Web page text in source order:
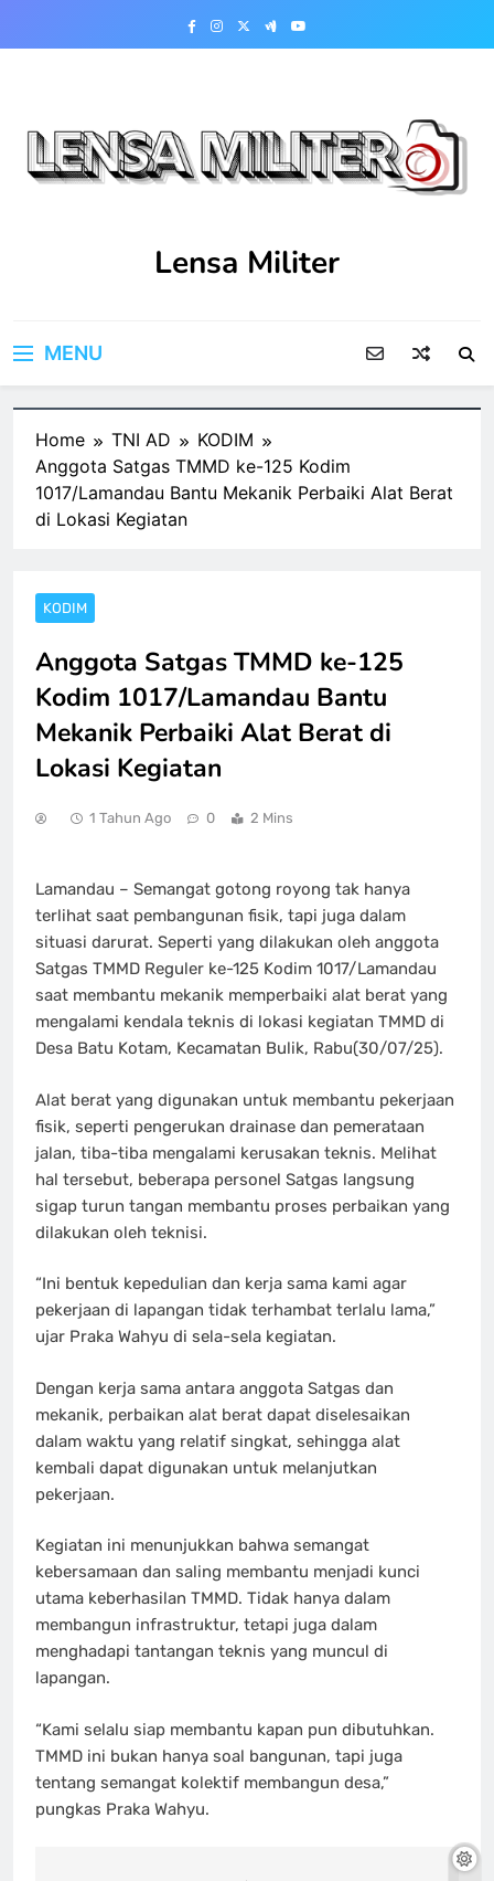
Lensa Militer
MENU
Home TNI AD
KODIM
Anggota Satgas TMMD ke-125 Kodim
1017/Lamandau Bantu Mekanik Perbaiki Alat Berat
di Lokasi Kegiatan
KODIM
Anggota Satgas TMMD ke-125
Kodim 1017/Lamandau Bantu
Mekanik Perbaiki Alat Berat di
Lokasi Kegiatan
1 Tahun Ago 0 2 Mins
Lamandau – Semangat gotong royong tak hanya
terlihat saat pembangunan fisik, tapi juga dalam
situasi darurat. Seperti yang dilakukan oleh anggota
Satgas TMMD Reguler ke-125 Kodim 1017/Lamandau
saat membantu mekanik memperbaiki alat berat yang
mengalami kendala teknis di lokasi kegiatan TMMD di
Desa Batu Kotam, Kecamatan Bulik, Rabu(30/07/25).
Alat berat yang digunakan untuk membantu pekerjaan
fisik, seperti pengerukan drainase dan pemerataan
jalan, tiba-tiba mengalami kerusakan teknis. Melihat
hal tersebut, beberapa personel Satgas langsung
sigap turun tangan membantu proses perbaikan yang
dilakukan oleh teknisi.
“Ini bentuk kepedulian dan kerja sama kami agar
pekerjaan di lapangan tidak terhambat terlalu lama,”
ujar Praka Wahyu di sela-sela kegiatan.
Dengan kerja sama antara anggota Satgas dan
mekanik, perbaikan alat berat dapat diselesaikan
dalam waktu yang relatif singkat, sehingga alat
kembali dapat digunakan untuk melanjutkan
pekerjaan.
Kegiatan ini menunjukkan bahwa semangat
kebersamaan dan saling membantu menjadi kunci
utama keberhasilan TMMD. Tidak hanya dalam
membangun infrastruktur, tetapi juga dalam
menghadapi tantangan teknis yang muncul di
lapangan.
“Kami selalu siap membantu kapan pun dibutuhkan.
TMMD ini bukan hanya soal bangunan, tapi juga
tentang semangat kolektif membangun desa,”
pungkas Praka Wahyu.